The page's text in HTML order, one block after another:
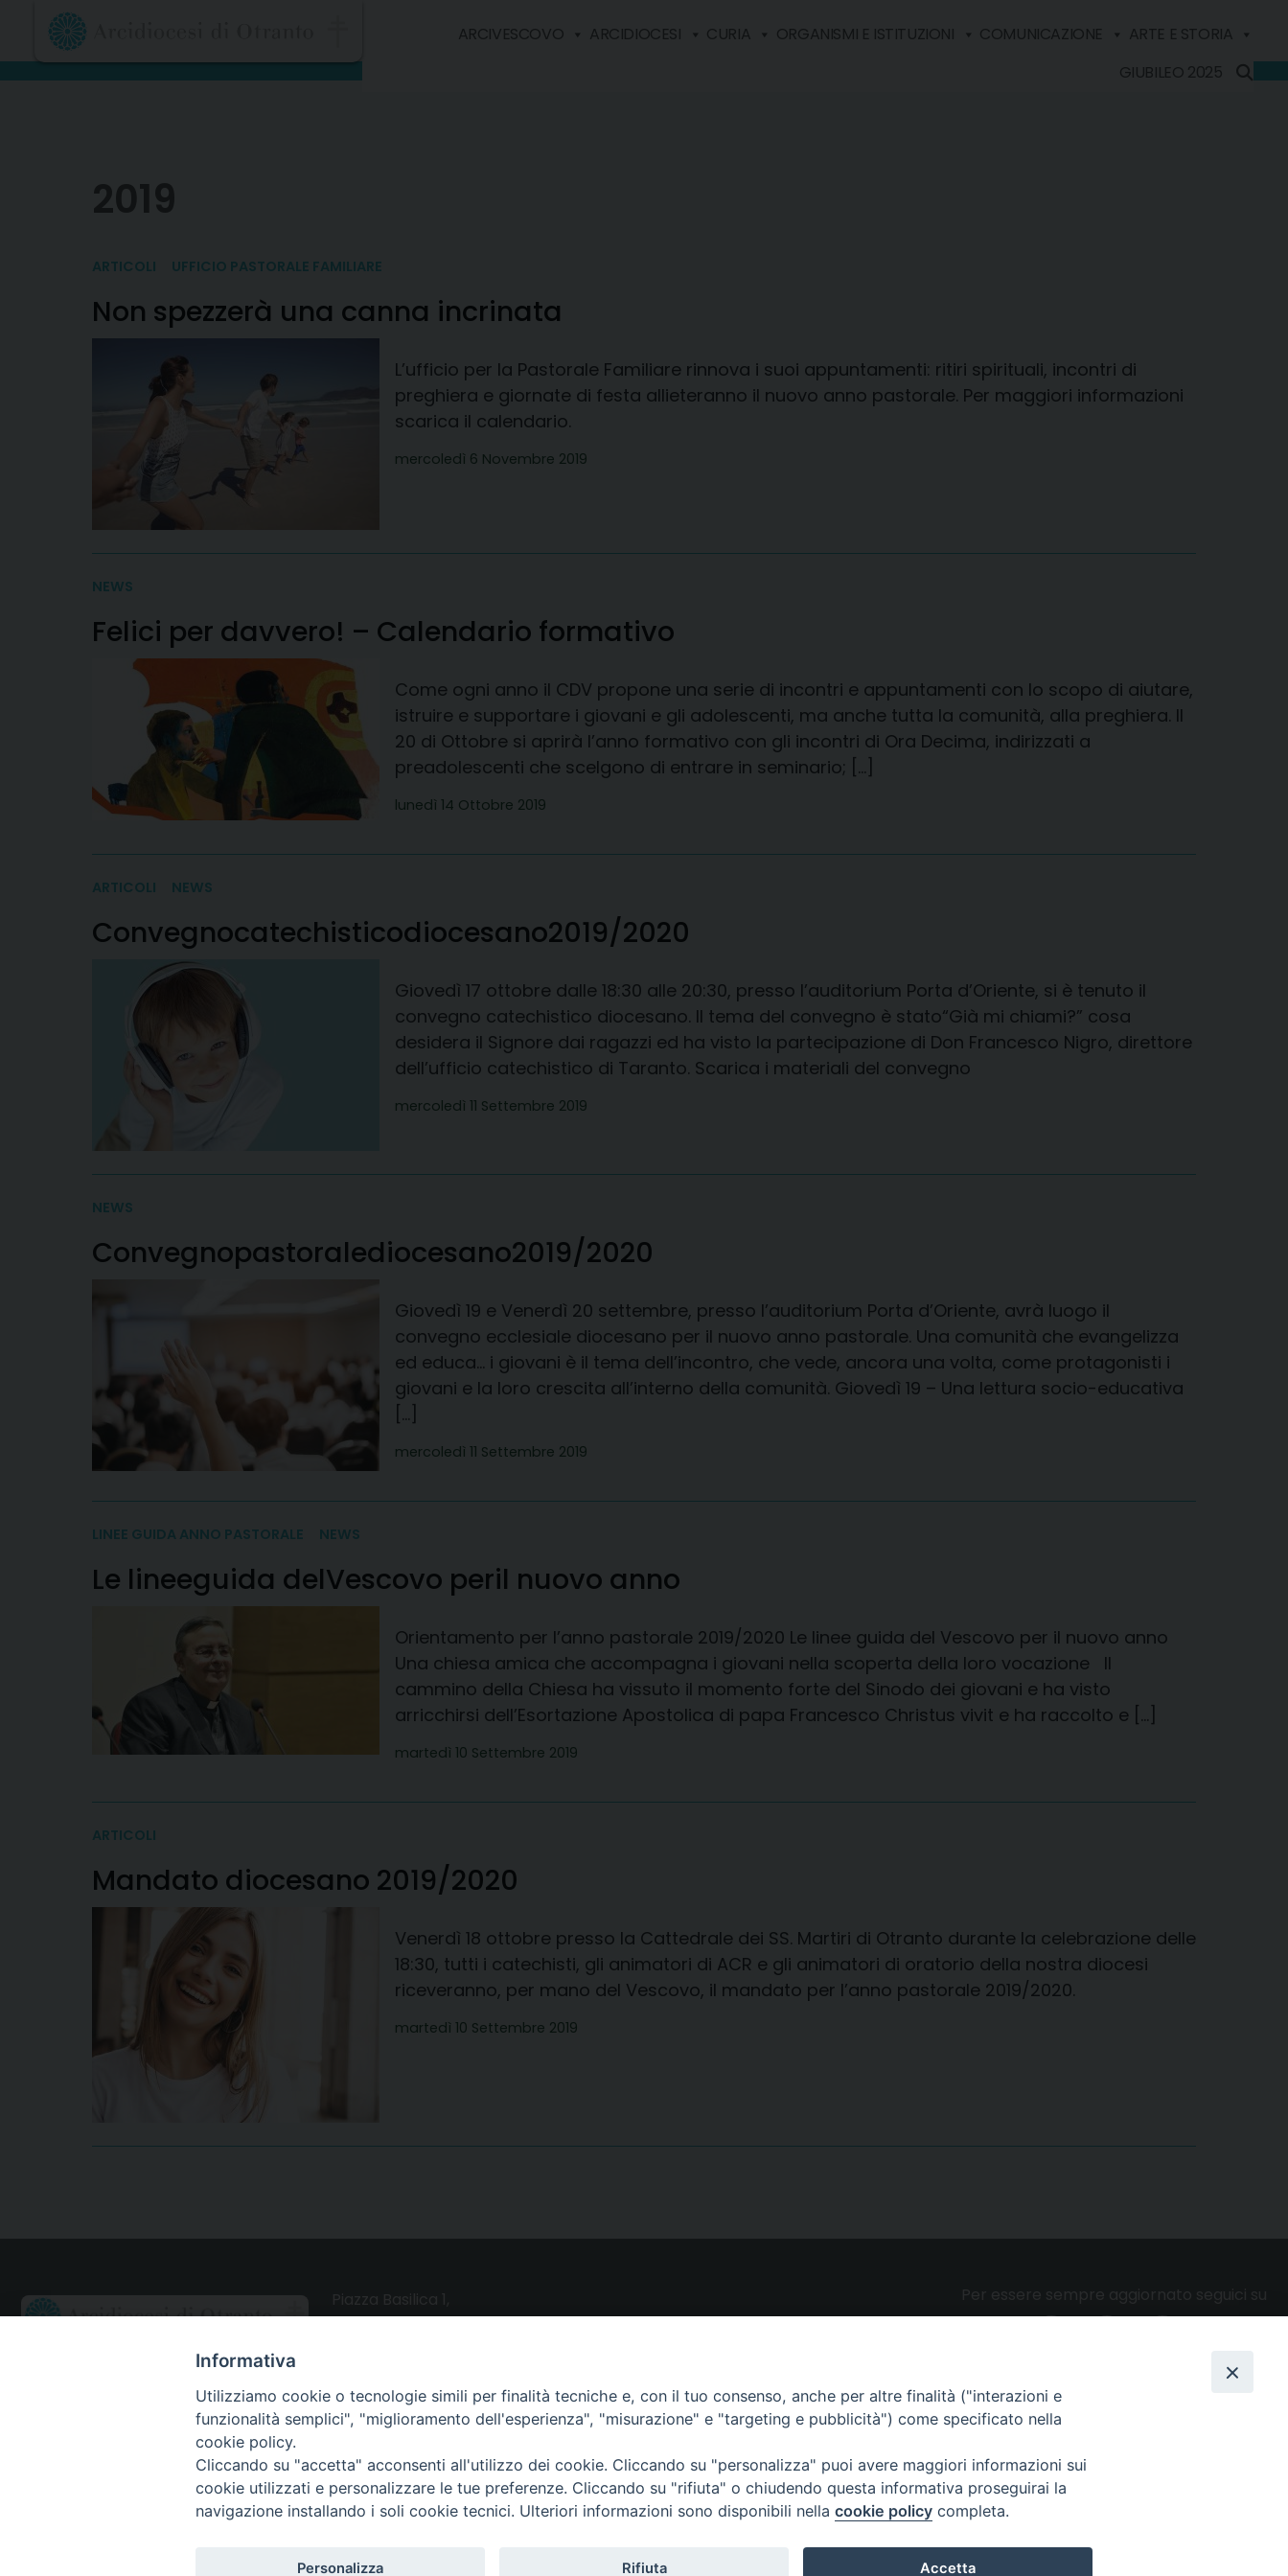
content
ARCIVESCOVO ARCIDIOCESI CURIA ORGANISMI E ISTITUZIONI COMUNICAZIONE
ARTE E STORIA
GIUBILEO 2025
2019
ARTICOLI UFFICIO PASTORALE FAMILIARE
Non spezzerà una canna incrinata
L’ufficio per la Pastorale Familiare rinnova i suoi appuntamenti: ritiri spirituali, incontri di
preghiera e giornate di festa allieteranno il nuovo anno pastorale. Per maggiori informazioni
scarica il calendario.
mercoledì 6 Novembre 2019
NEWS
Felici per davvero! – Calendario formativo
Come ogni anno il CDV propone una serie di incontri e appuntamenti con lo scopo di aiutare,
istruire e supportare i giovani e gli adolescenti, ma anche tutta la comunità, alla preghiera. Il
20 di Ottobre si aprirà l’anno formativo con gli incontri di Ora Decima, indirizzati a
preadolescenti che scelgono di entrare in seminario; […]
lunedì 14 Ottobre 2019
ARTICOLI NEWS
Convegnocatechisticodiocesano2019/2020
Giovedì 17 ottobre dalle 18:30 alle 20:30, presso l’auditorium Porta d’Oriente, si è tenuto il
convegno catechistico diocesano. Il tema del convegno è stato“Già mi chiami?” cosa
desidera il Signore dai ragazzi ed ha visto la partecipazione di Don Francesco Nigro, direttore
dell’ufficio catechistico di Taranto. Scarica i materiali del convegno
mercoledì 11 Settembre 2019
NEWS
Convegnopastoralediocesano2019/2020
Giovedì 19 e Venerdì 20 settembre, presso l’auditorium Porta d’Oriente, avrà luogo il
convegno ecclesiale diocesano per il nuovo anno pastorale. Una comunità che evangelizza
ed educa… i giovani è il tema dell’incontro, che vede, ancora una volta, come protagonisti i
giovani e la loro crescita all’interno della comunità. Giovedì 19 – Una lettura socio-educativa
[…]
mercoledì 11 Settembre 2019
LINEE GUIDA ANNO PASTORALE NEWS
Le lineeguida delVescovo peril nuovo anno
Orientamento per l’anno pastorale 2019/2020 Le linee guida del Vescovo per il nuovo anno
Una chiesa amica che accompagna i giovani nella scoperta della loro vocazione Il
cammino della Chiesa ha vissuto il momento forte del Sinodo dei giovani e ha visto
arricchirsi dell’Esortazione Apostolica di papa Francesco Christus vivit e ha raccolto e […]
martedì 10 Settembre 2019
ARTICOLI
Mandato diocesano 2019/2020
Venerdì 18 ottobre presso la Cattedrale dei SS. Martiri di Otranto durante la celebrazione delle
18:30, tutti i catechisti, gli animatori di ACR e gli animatori di oratorio della nostra diocesi
riceveranno, per mano del Vescovo, il mandato per l’anno pastorale 2019/2020.
martedì 10 Settembre 2019
CONTATTI
Webmail Uffici
Webmail Parrocchie
UTILITY
Altri articoli
Notizie nazionali
Amministrazione Trasparente
Privacy e cookie policy
Informativa
Utilizziamo cookie o tecnologie simili per finalità tecniche e, con il tuo consenso, anche per altre finalità ("interazioni e
funzionalità semplici", "miglioramento dell'esperienza", "misurazione" e "targeting e pubblicità") come specificato nella
cookie policy.
Cliccando su "accetta" acconsenti all'utilizzo dei cookie. Cliccando su "personalizza" puoi avere maggiori informazioni sui
cookie utilizzati e personalizzare le tue preferenze. Cliccando su "rifiuta" o chiudendo questa informativa proseguirai la
navigazione installando i soli cookie tecnici. Ulteriori informazioni sono disponibili nella cookie policy completa.
Personalizza Rifiuta Accetta